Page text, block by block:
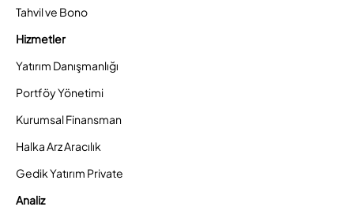
Tahvil ve Bono
Hizmetler
Yatırım Danışmanlığı
Portföy Yönetimi
Kurumsal Finansman
Halka Arz Aracılık
Gedik Yatırım Private
Analiz